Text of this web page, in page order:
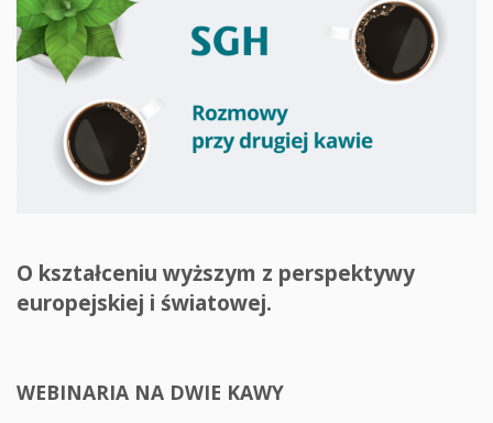
O kształceniu wyższym z perspektywy
europejskiej i światowej.
WEBINARIA NA DWIE KAWY